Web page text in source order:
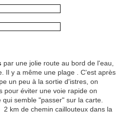
par une jolie route au bord de l'eau,
Il y a même une plage . C'est après
un peu à la sortie d'istres, on
pour éviter une voie rapide on
semble "passer" sur la carte.
km de chemin caillouteux dans la